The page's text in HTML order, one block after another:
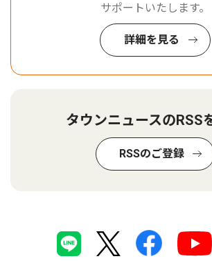
サポートいたします。
詳細を見る
タウンニュースのRSS
RSSのご登録